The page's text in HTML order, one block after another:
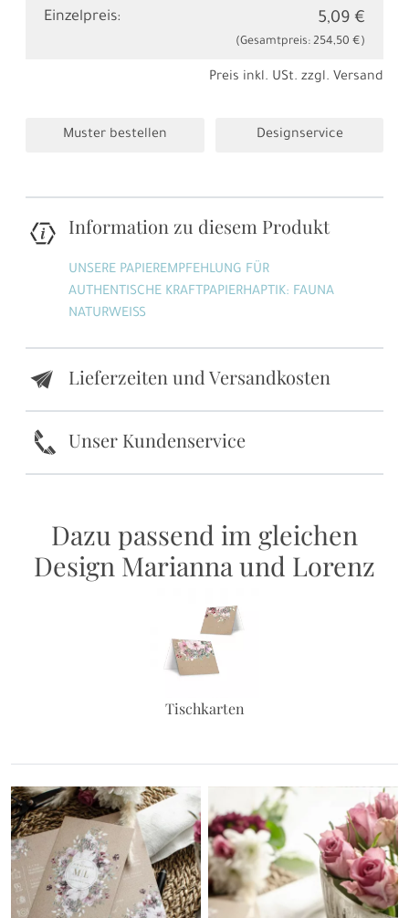
Einzelpreis: 5,09 €
(Gesamtpreis: 254,50 €)
Preis inkl. USt. zzgl. Versand
Muster bestellen Designservice
Information zu diesem Produkt
UNSERE PAPIEREMPFEHLUNG FÜR
AUTHENTISCHE KRAFTPAPIERHAPTIK: FAUNA
NATURWEISS
e Lieferzeiten und Versandkosten
k Unser Kundenservice
Dazu passend im gleichen
Design Marianna und Lorenz
Tischkarten